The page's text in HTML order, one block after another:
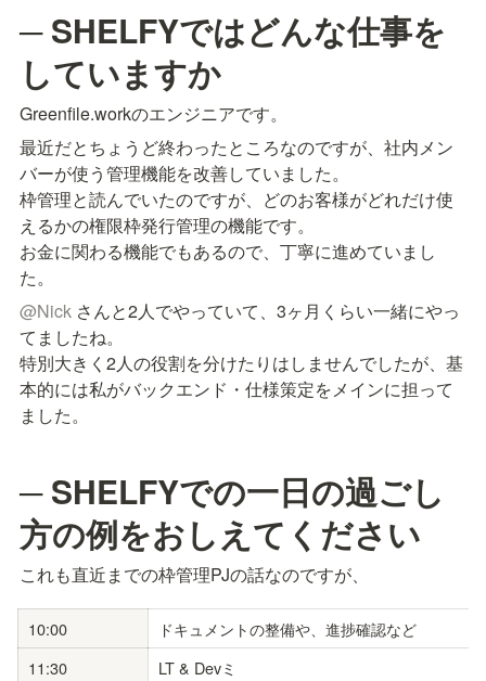
─ SHELFYではどんな仕事を
していますか
Greenfile.workのエンジニアです。
最近だとちょうど終わったところなのですが、社内メン
バーが使う管理機能を改善していました。
枠管理と読んでいたのですが、どのお客様がどれだけ使
えるかの権限枠発行管理の機能です。
お金に関わる機能でもあるので、丁寧に進めていまし
た。
@Nick さんと2人でやっていて、3ヶ月くらい一緒にやっ
てましたね。
特別大きく2人の役割を分けたりはしませんでしたが、基
本的には私がバックエンド・仕様策定をメインに担って
ました。
─ SHELFYでの一日の過ごし
方の例をおしえてください
これも直近までの枠管理PJの話なのですが、
10:00
ドキュメントの整備や、進捗確認など
11:30
LT & Devミ